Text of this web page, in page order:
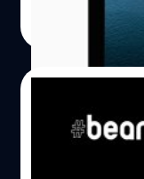
Developer
Silicon ตัวแรก
แบบ 12 Core
Core) แต่ ถึงจะเ
แรกที่จะใช้ชิปอั
Apple เตรีย
สำหรับใช้ใน